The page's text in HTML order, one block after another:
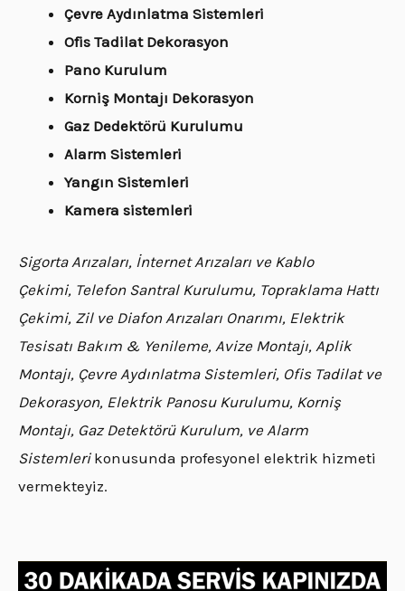
Çevre Aydınlatma Sistemleri
Ofis Tadilat Dekorasyon
Pano Kurulum
Korniş Montajı Dekorasyon
Gaz Dedektörü Kurulumu
Alarm Sistemleri
Yangın Sistemleri
Kamera sistemleri
Sigorta Arızaları, İnternet Arızaları ve Kablo
Çekimi, Telefon Santral Kurulumu, Topraklama Hattı
Çekimi, Zil ve Diafon Arızaları Onarımı, Elektrik
Tesisatı Bakım & Yenileme, Avize Montajı, Aplik
Montajı, Çevre Aydınlatma Sistemleri, Ofis Tadilat ve
Dekorasyon, Elektrik Panosu Kurulumu, Korniş
Montajı, Gaz Detektörü Kurulum, ve Alarm
Sistemlerikonusunda profesyonel elektrik hizmeti
vermekteyiz.